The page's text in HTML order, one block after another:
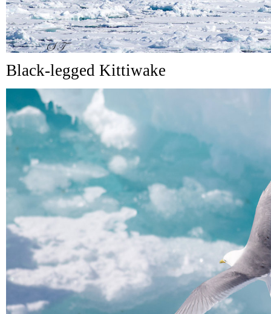
Black-legged Kittiwake